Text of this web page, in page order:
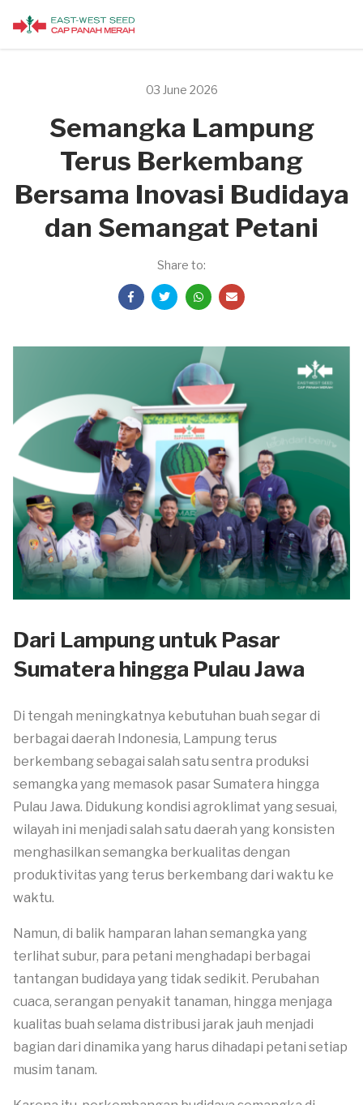
03 June 2026
Semangka Lampung
Terus Berkembang
Bersama Inovasi Budidaya
dan Semangat Petani
Share to:
Dari Lampung untuk Pasar
Sumatera hingga Pulau Jawa
Di tengah meningkatnya kebutuhan buah segar di
berbagai daerah Indonesia, Lampung terus
berkembang sebagai salah satu sentra produksi
semangka yang memasok pasar Sumatera hingga
Pulau Jawa. Didukung kondisi agroklimat yang sesuai,
wilayah ini menjadi salah satu daerah yang konsisten
menghasilkan semangka berkualitas dengan
produktivitas yang terus berkembang dari waktu ke
waktu.
Namun, di balik hamparan lahan semangka yang
terlihat subur, para petani menghadapi berbagai
tantangan budidaya yang tidak sedikit. Perubahan
cuaca, serangan penyakit tanaman, hingga menjaga
kualitas buah selama distribusi jarak jauh menjadi
bagian dari dinamika yang harus dihadapi petani setiap
musim tanam.